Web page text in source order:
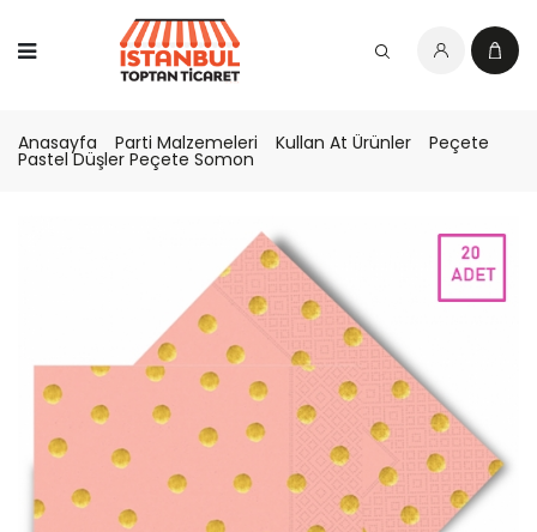
Anasayfa Parti Malzemeleri Kullan At Ürünler Peçete
Pastel Düşler Peçete Somon